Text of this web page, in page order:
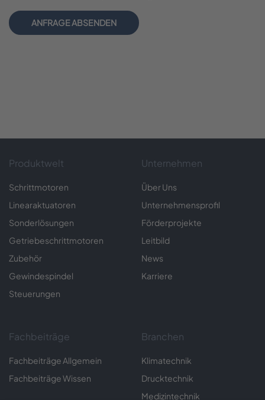
ANFRAGE ABSENDEN
Produktwelt
Schrittmotoren
Linearaktuatoren
Sonderlösungen
Getriebeschrittmotoren
Zubehör
Gewindespindel
Steuerungen
Unternehmen
Über Uns
Unternehmensprofil
Förderprojekte
Leitbild
News
Karriere
Fachbeiträge
Fachbeiträge Allgemein
Fachbeiträge Wissen
Branchen
Klimatechnik
Drucktechnik
Medizintechnik